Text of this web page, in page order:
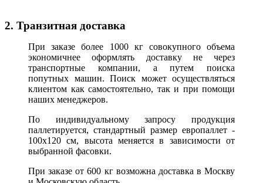
2. Транзитная доставка
При заказе более 1000 кг совокупного объема
экономичнее оформлять доставку не через
транспортные компании, а путем поиска
попутных машин. Поиск может осуществляться
клиентом как самостоятельно, так и при помощи
наших менеджеров.
По индивидуальному запросу продукция
паллетируется, стандартный размер европаллет -
100х120 см, высота меняется в зависимости от
выбранной фасовки.
При заказе от 600 кг возможна доставка в Москву